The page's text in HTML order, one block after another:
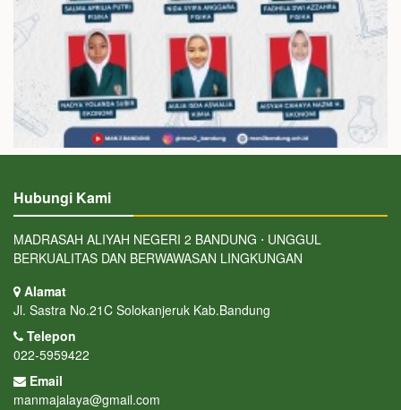
Hubungi Kami
MADRASAH ALIYAH NEGERI 2 BANDUNG ⋅ UNGGUL
BERKUALITAS DAN BERWAWASAN LINGKUNGAN
Alamat
Jl. Sastra No.21C Solokanjeruk Kab.Bandung
Telepon
022-5959422
Email
manmajalaya@gmail.com